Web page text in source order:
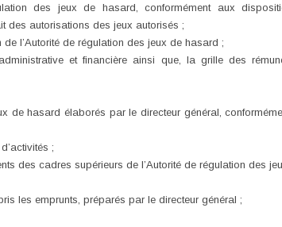
des jeux de hasard, conformément aux
des autorisations des jeux autorisés ;
l’Autorité de régulation des jeux de hasard ;
et financière ainsi que, la grille des
de hasard élaborés par le directeur général,
;
des cadres supérieurs de l’Autorité de régulation des
les emprunts, préparés par le directeur général ;